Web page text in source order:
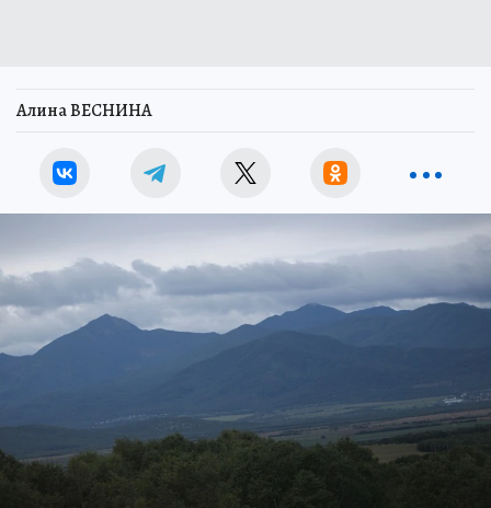
Алина ВЕСНИНА